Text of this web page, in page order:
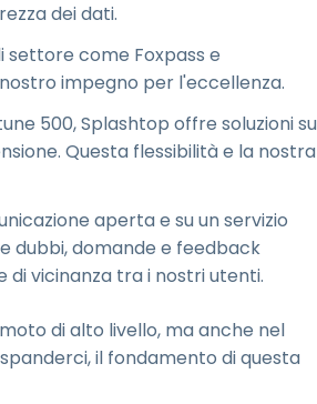
dei dati.
settore come Foxpass e
impegno per l'eccellenza.
500, Splashtop offre soluzioni su
Questa flessibilità e la nostra
aperta e su un servizio
dubbi, domande e feedback
vicinanza tra i nostri utenti.
di alto livello, ma anche nel
il fondamento di questa